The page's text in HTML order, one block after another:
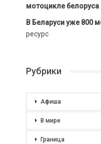
мотоцикле белоруса
В Беларуси уже 800
ресурс
Рубрики
Афиша
В мире
Граница